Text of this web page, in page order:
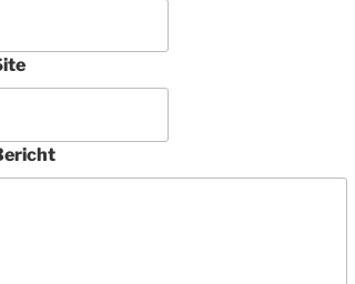
Deze